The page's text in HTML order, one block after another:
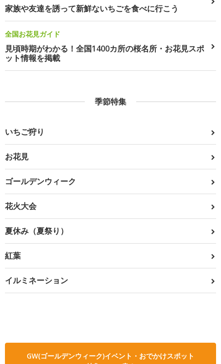
家族や友達を誘って新鮮ないちごを食べに行こう
全国お花見ガイド
見頃時期がわかる！全国1400カ所の桜名所・お花見スポ
ット情報を掲載
季節特集
いちご狩り
お花見
ゴールデンウィーク
花火大会
夏休み（夏祭り）
紅葉
イルミネーション
GW(ゴールデンウィーク)イベント・おでかけスポット